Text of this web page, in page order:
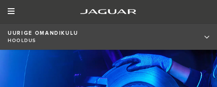
UURIGE OMANDIKULU
HOOLDUS